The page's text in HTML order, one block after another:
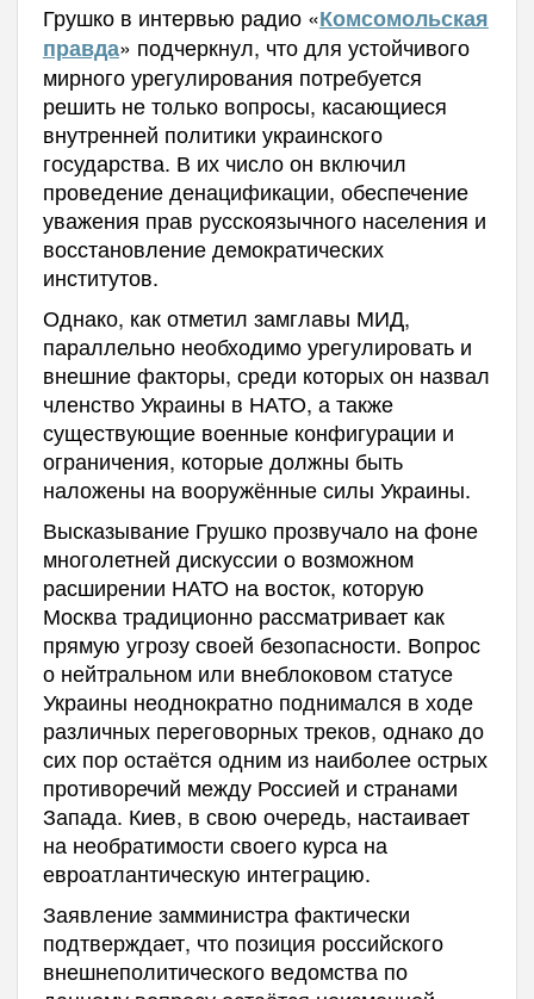
Грушко в интервью радио «Комсомольская
правда» подчеркнул, что для устойчивого
мирного урегулирования потребуется
решить не только вопросы, касающиеся
внутренней политики украинского
государства. В их число он включил
проведение денацификации, обеспечение
уважения прав русскоязычного населения и
восстановление демократических
институтов.
Однако, как отметил замглавы МИД,
параллельно необходимо урегулировать и
внешние факторы, среди которых он назвал
членство Украины в НАТО, а также
существующие военные конфигурации и
ограничения, которые должны быть
наложены на вооружённые силы Украины.
Высказывание Грушко прозвучало на фоне
многолетней дискуссии о возможном
расширении НАТО на восток, которую
Москва традиционно рассматривает как
прямую угрозу своей безопасности. Вопрос
о нейтральном или внеблоковом статусе
Украины неоднократно поднимался в ходе
различных переговорных треков, однако до
сих пор остаётся одним из наиболее острых
противоречий между Россией и странами
Запада. Киев, в свою очередь, настаивает
на необратимости своего курса на
евроатлантическую интеграцию.
Заявление замминистра фактически
подтверждает, что позиция российского
внешнеполитического ведомства по